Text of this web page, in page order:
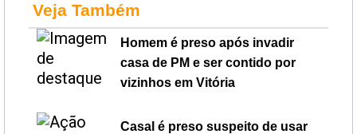
Veja Também
Homem é preso após invadir
casa de PM e ser contido por
vizinhos em Vitória
Casal é preso suspeito de usar